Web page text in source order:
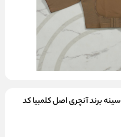
برند آنچری اصل کلمبیا کد